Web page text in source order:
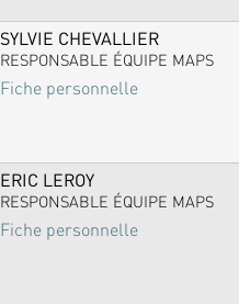
SYLVIE CHEVALLIER
RESPONSABLE ÉQUIPE MAPS
Fiche personnelle
ERIC LEROY
RESPONSABLE ÉQUIPE MAPS
Fiche personnelle